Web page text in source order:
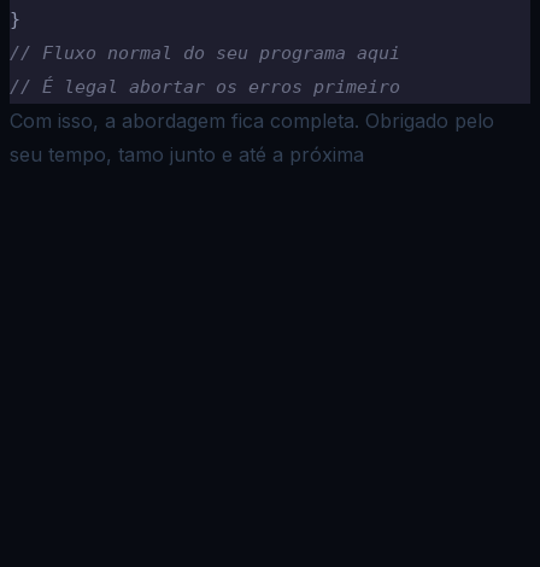
}
// Fluxo normal do seu programa aqui
// É legal abortar os erros primeiro
Com isso, a abordagem fica completa. Obrigado pelo
seu tempo, tamo junto e até a próxima